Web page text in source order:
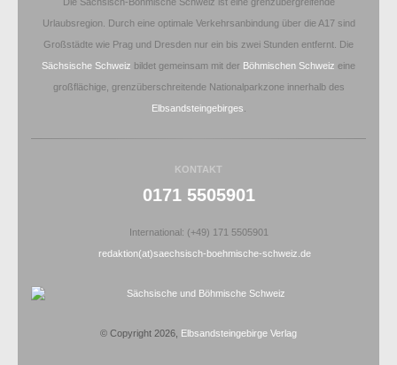
Urlaubsregion. Durch eine optimale Verkehrsanbindung über die A17 sind
Großstädte wie Prag und Dresden nur ein bis zwei Stunden entfernt. Die
Sächsische Schweiz bildet gemeinsam mit der Böhmischen Schweiz eine
großflächige, grenzüberschreitende Nationalparkzone innerhalb des
Elbsandsteingebirges
KONTAKT
0171 5505901
International: (+49) 171 5505901
redaktion(at)saechsisch-boehmische-schweiz.de
© Copyright 2026, Elbsandsteingebirge Verlag